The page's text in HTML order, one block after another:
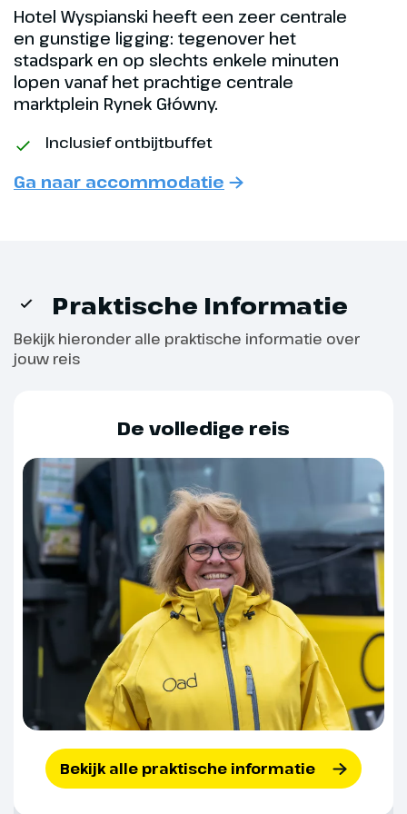
achtergelaten, maar
tegenwoordig is de wijk rond de
fabriek een hippe en artistieke
omgeving, waarover vele
indrukwekkende verhalen te
Dag 5
Wieliczka Zoutmijnen
We gaan naar de beroemde
Wieliczka Zoutmijnen, die op de
UNESCO Werelderfgoedlijst staan
(optioneel, ca. € 50,- p.p., bij
boeking opgeven). Onder leiding
treden naar beneden. Eenmaal in
de mijn aangekomen, zie je de
Hotel Wyspianski heeft een zeer centrale
en gunstige ligging: tegenover het
stadspark en op slechts enkele minuten
lopen vanaf het prachtige centrale
marktplein Rynek Główny.
Inclusief ontbijtbuffet
Ga naar accommodatie
Praktische Informatie
Bekijk hieronder alle praktische informatie over
jouw reis
De volledige reis
Bekijk alle praktische informatie